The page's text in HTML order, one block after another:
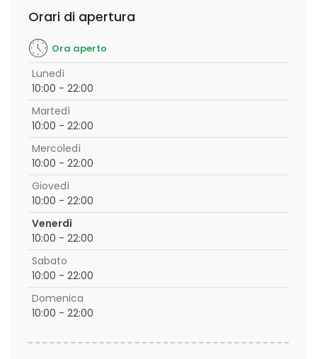
Orari di apertura
Ora aperto
Lunedì
10:00 - 22:00
Martedì
10:00 - 22:00
Mercoledì
10:00 - 22:00
Giovedì
10:00 - 22:00
Venerdì
10:00 - 22:00
Sabato
10:00 - 22:00
Domenica
10:00 - 22:00